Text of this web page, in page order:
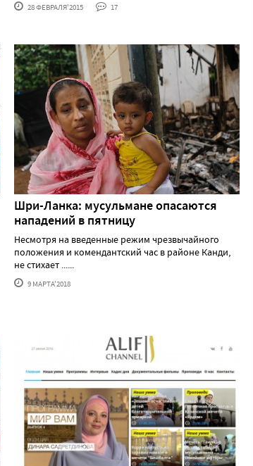
28 ФЕВРАЛЯ'2015 17
Шри-Ланка: мусульмане опасаются
нападений в пятницу
Несмотря на введенные режим чрезвычайного
положения и комендантский час в районе Канди,
не стихает ......
9 МАРТА'2018